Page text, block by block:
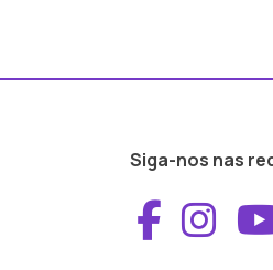
Siga-nos nas